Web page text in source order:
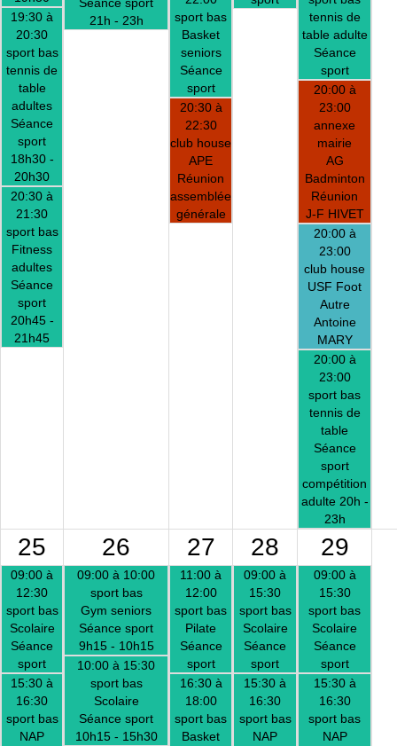
19:30 à
20:30
sport bas
tennis de
table
adultes
Séance
sport
18h30 -
20h30
20:30 à
21:30
sport bas
Fitness
adultes
Séance
sport
20h45 -
21h45
Séance sport
21h - 23h
sport bas
Basket
seniors
Séance
sport
20:30 à
22:30
club house
APE
Réunion
assemblée
générale
tennis de
table adulte
Séance
sport
20:00 à
23:00
annexe
mairie
AG
Badminton
Réunion
J-F HIVET
20:00 à
23:00
club house
USF Foot
Autre
Antoine
MARY
20:00 à
23:00
sport bas
tennis de
table
Séance
sport
compétition
adulte 20h -
23h
25
09:00 à
12:30
sport bas
Scolaire
Séance
sport
15:30 à
16:30
sport bas
NAP
26
09:00 à 10:00
sport bas
Gym seniors
Séance sport
9h15 - 10h15
10:00 à 15:30
sport bas
Scolaire
Séance sport
10h15 - 15h30
27
11:00 à
12:00
sport bas
Pilate
Séance
sport
16:30 à
18:00
sport bas
Basket
28
09:00 à
15:30
sport bas
Scolaire
Séance
sport
15:30 à
16:30
sport bas
NAP
29
09:00 à
15:30
sport bas
Scolaire
Séance
sport
15:30 à
16:30
sport bas
NAP